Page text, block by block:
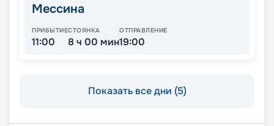
Мессина
ПРИБЫТИЕ
11:00
СТОЯНКА
8 ч 00 мин
ОТПРАВЛЕНИЕ
19:00
Показать все дни (5)